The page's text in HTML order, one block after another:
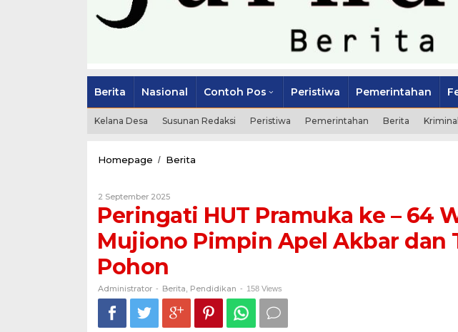
Berita Nasional Contoh Pos Peristiwa Pemerintahan
Kelana Desa Susunan Redaksi Peristiwa Pemerintahan Berita Kriminal
Homepage / Berita
–
64
Wakil
Bupati
Apel
Akbar
dan
Tanam
2 September 2025Oleh
Administrator
Peringati HUT Pramuka ke – 64
Mujiono Pimpin Apel Akbar dan
Pohon
Administrator - Berita Pendidikan - 158 Views